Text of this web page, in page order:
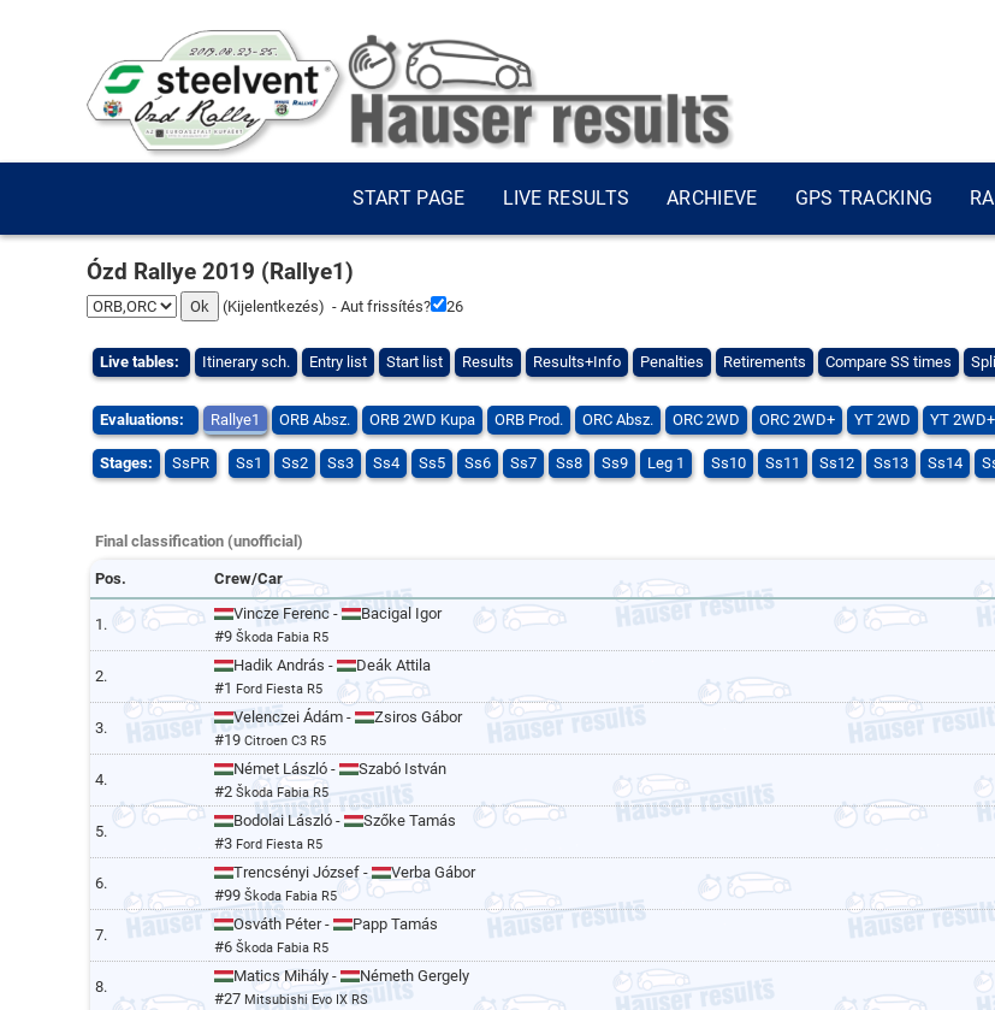
START PAGE LIVE RESULTS ARCHIEVE GPS TRACKING
Ózd Rallye 2019 (Rallye1)
(Kijelentkezés) - Aut frissítés? 25
Live tables: Itinerary sch. Entry list Start list Results Results+Info Penalties Retirements Compare SS times
Evaluations: Rallye1 ORB Absz. ORB 2WD Kupa ORB Prod. ORC Absz. ORC 2WD ORC 2WD+ YT 2WD YT 2WD+
Stages: SsPR Ss1 Ss2 Ss3 Ss4 Ss5 Ss6 Ss7 Ss8 Ss9 Leg 1 Ss10 Ss11 Ss12 Ss13 Ss14
Final classification (unofficial)
Pos. Crew/Car
1.
Vincze Ferenc -
Bacigal Igor
#9 Škoda Fabia R5
2.
Hadik András -
Deák Attila
#1 Ford Fiesta R5
3.
Velenczei Ádám -
Zsiros Gábor
#19 Citroen C3 R5
4.
Német László -
Szabó István
#2 Škoda Fabia R5
5.
Bodolai László -
Szőke Tamás
#3 Ford Fiesta R5
6.
Trencsényi József -
Verba Gábor
#99 Škoda Fabia R5
7.
Osváth Péter -
Papp Tamás
#6 Škoda Fabia R5
8.
Matics Mihály -
Németh Gergely
#27 Mitsubishi Evo IX RS